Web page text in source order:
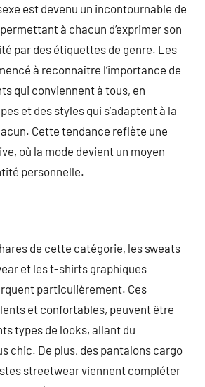
est devenu un incontournable de
à chacun d’exprimer son
par des étiquettes de genre. Les
à reconnaître l’importance de
qui conviennent à tous, en
et des styles qui s’adaptent à la
Cette tendance reflète une
où la mode devient un moyen
personnelle.
de cette catégorie, les sweats
et les t-shirts graphiques
particulièrement. Ces
et confortables, peuvent être
types de looks, allant du
chic. De plus, des pantalons cargo
streetwear viennent compléter